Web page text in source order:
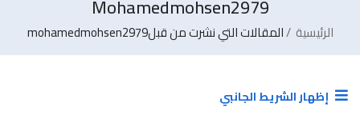
Mohamedmohsen2979
الرئيسية المقالات التي نشرت من قبلmohamedmohsen2979
إظهار الشريط الجانبي